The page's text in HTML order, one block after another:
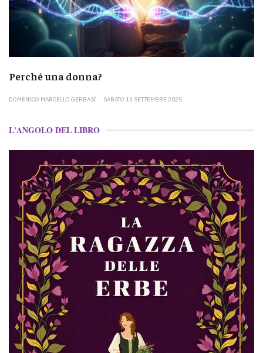
Perché una donna?
DOMENICO MARCELLO GERBASI SABATO 13 SETTEMBRE 2025
L'ANGOLO DEL LIBRO